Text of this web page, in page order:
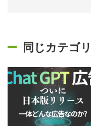
同じカテゴ